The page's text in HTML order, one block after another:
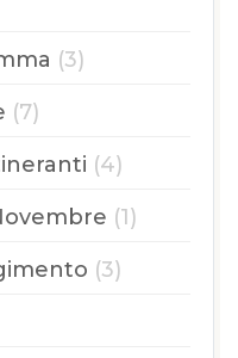
(3)
(7)
(4)
(1)
(3)